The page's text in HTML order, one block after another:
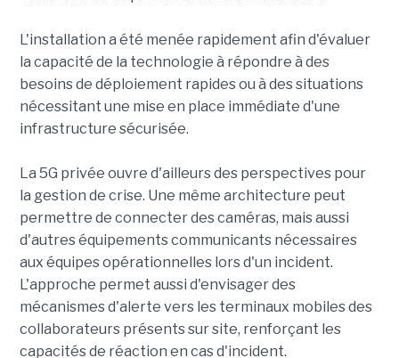
L'installation a été menée rapidement afin d'évaluer
la capacité de la technologie à répondre à des
besoins de déploiement rapides ou à des situations
nécessitant une mise en place immédiate d'une
infrastructure sécurisée.
La 5G privée ouvre d'ailleurs des perspectives pour
la gestion de crise. Une même architecture peut
permettre de connecter des caméras, mais aussi
d'autres équipements communicants nécessaires
aux équipes opérationnelles lors d'un incident.
L'approche permet aussi d'envisager des
mécanismes d'alerte vers les terminaux mobiles des
collaborateurs présents sur site, renforçant les
capacités de réaction en cas d'incident.